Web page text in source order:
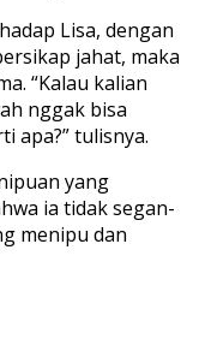
Lisa, dengan
jahat, maka
“Kalau kalian
nggak bisa
apa?” tulisnya.
yang
ia tidak segan-
menipu dan